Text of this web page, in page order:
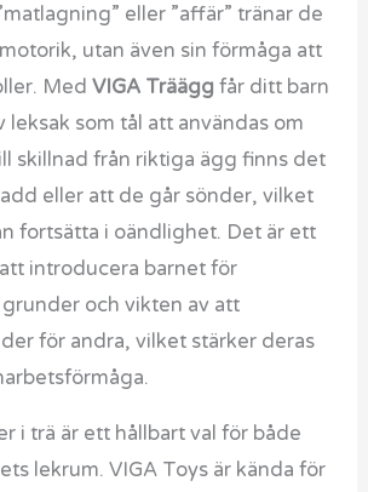
eller ”affär” tränar de
utan även sin förmåga att
MedVIGA Träägg får ditt barn
leksak som tål att användas om
skillnad från riktiga ägg finns det
eller att de går sönder, vilket
fortsätta i oändlighet. Det är ett
introducera barnet för
och vikten av att
för andra, vilket stärker deras
i trä är ett hållbart val för både
lekrum. VIGA Toys är kända för